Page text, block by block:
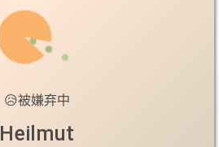
😥被嫌弃中
Heilmut